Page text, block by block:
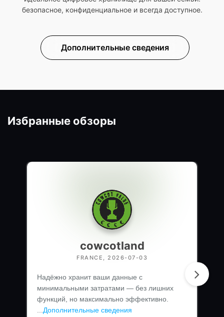
безопасное, конфиденциальное и всегда доступное.
Дополнительные сведения
Избранные обзоры
cowcotland
FRANCE, 2026-07-03
Надёжно хранит ваши данные с
минимальными затратами — без лишних
функций, но максимально эффективно.
Дополнительные сведения